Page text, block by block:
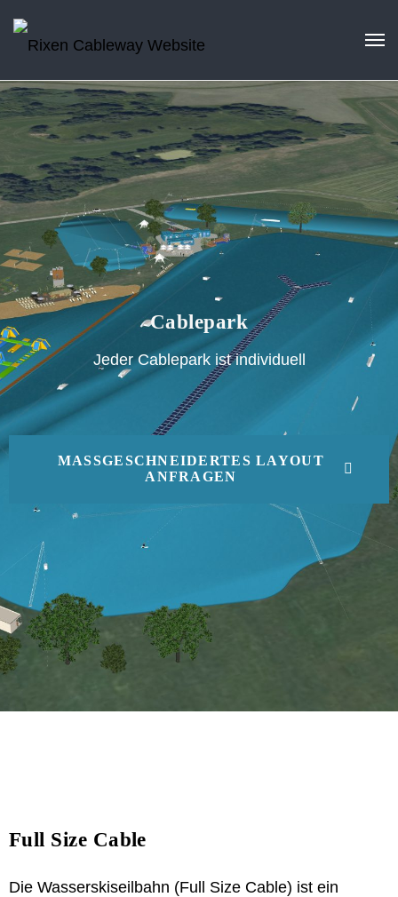
Cablepark
Jeder Cablepark ist individuell
MASSGESCHNEIDERTES LAYOUT A
NFRAGEN
Full Size Cable
Die Wasserskiseilbahn (Full Size Cable) ist ein